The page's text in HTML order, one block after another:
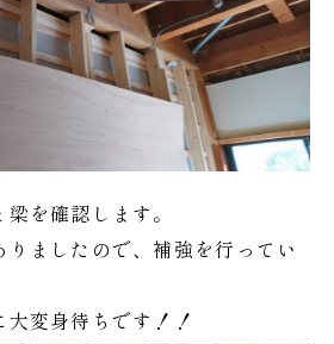
を確認します。
ましたので、補強を行ってい
変身待ちです！！